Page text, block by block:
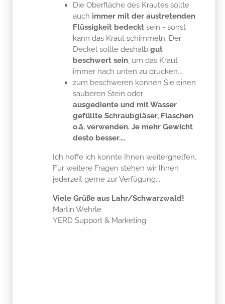
Die Oberfläche des Krautes sollte
auch immer mit der austretenden
Flüssigkeit bedeckt sein - sonst
kann das Kraut schimmeln. Der
Deckel sollte deshalb gut
beschwert sein, um das Kraut
immer nach unten zu drücken....
zum beschweren können Sie einen
sauberen Stein oder
ausgediente und mit Wasser
gefüllte Schraubgläser, Flaschen
o.ä. verwenden. Je mehr Gewicht
desto besser....
Ich hoffe ich konnte Ihnen weiterghelfen.
Für weitere Fragen stehen wir Ihnen
jederzeit gerne zur Verfügung...
Viele Grüße aus Lahr/Schwarzwald!
Martin Wehrle
YERD Support & Marketing